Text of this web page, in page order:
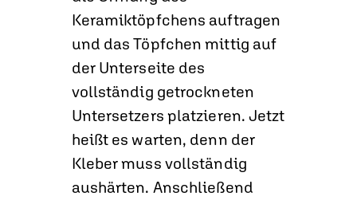
Keramiktöpfchens auftragen
und das Töpfchen mittig auf
der Unterseite des
vollständig getrockneten
Untersetzers platzieren. Jetzt
heißt es warten, denn der
Kleber muss vollständig
aushärten. Anschließend